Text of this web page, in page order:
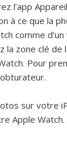
l’app
à ce que la
comme
la zone clé de
Pour
sur votre
Apple Watch.